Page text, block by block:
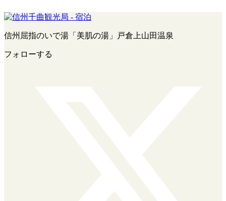
信州屈指のいで湯「美肌の湯」戸倉上山田温泉
フォローする